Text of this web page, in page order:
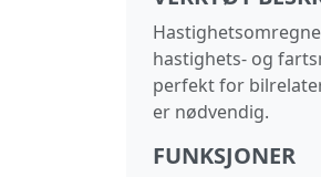
hastighets- og
perfekt for
er nødvendig.
FUNKSJONER